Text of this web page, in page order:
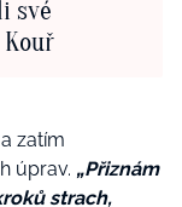
své
zatím
úprav. „Přiznám
strach,